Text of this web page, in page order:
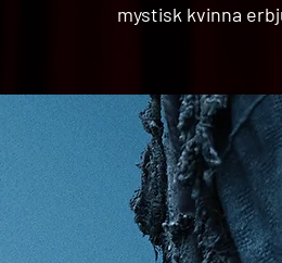
mystisk kvinna